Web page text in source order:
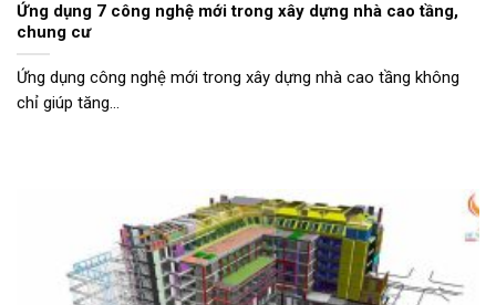
Ứng dụng 7 công nghệ mới trong xây dựng nhà cao tầng,
chung cư
Ứng dụng công nghệ mới trong xây dựng nhà cao tầng không
chỉ giúp tăng...